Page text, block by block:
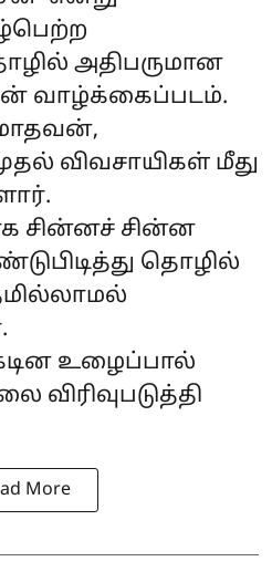
அதிபருமான
வாழ்க்கைப்படம்.
மாதவன்,
விவசாயிகள் மீது
சின்னச் சின்ன
தொழில்
உழைப்பால்
More